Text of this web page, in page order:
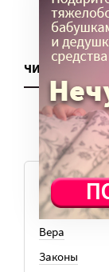
ЧИТАТЬ ЕЩЕ
ТЕМЫ
Вера
Законы